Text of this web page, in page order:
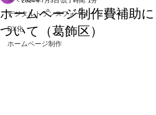
デジタルトランスフォーメーション
DX化
ホームページ制作
ホームページ制作費補助に
ついて（葛飾区）